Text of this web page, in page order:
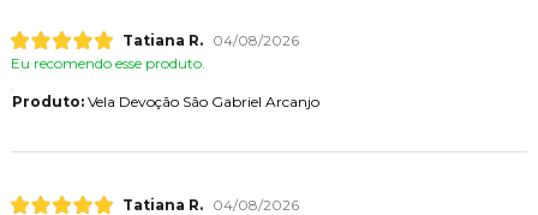
Tatiana R.
04/08/2026
Eu recomendo esse produto.
Produto:Vela Devoção São Gabriel Arcanjo
Tatiana R.
04/08/2026